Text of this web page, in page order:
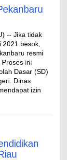
-- Jika tidak
besok,
resmi
ini
Dasar (SD)
Dinas
izin